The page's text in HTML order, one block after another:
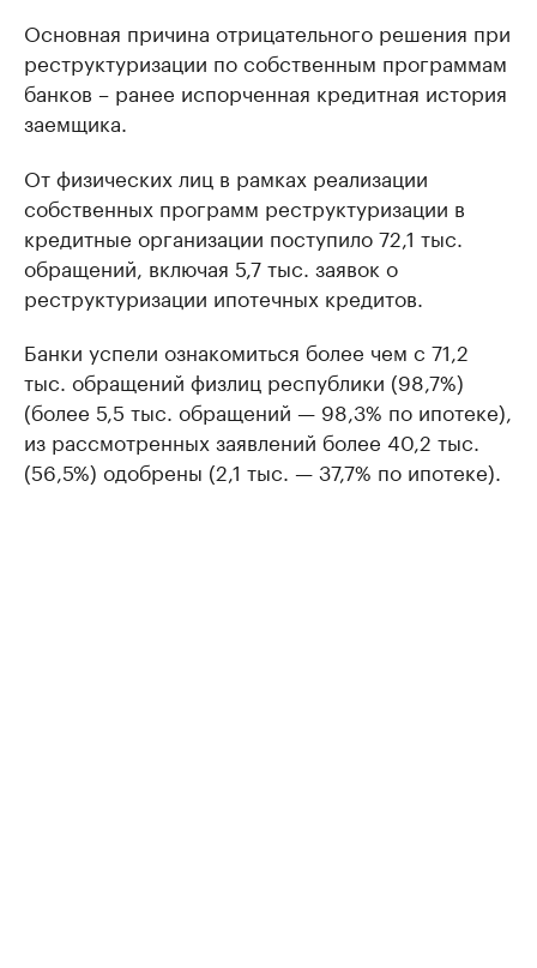
Основная причина отрицательного решения при
реструктуризации по собственным программам
банков – ранее испорченная кредитная история
заемщика.
От физических лиц в рамках реализации
собственных программ реструктуризации в
кредитные организации поступило 72,1 тыс.
обращений, включая 5,7 тыс. заявок о
реструктуризации ипотечных кредитов.
Банки успели ознакомиться более чем с 71,2
тыс. обращений физлиц республики (98,7%)
(более 5,5 тыс. обращений — 98,3% по ипотеке),
из рассмотренных заявлений более 40,2 тыс.
(56,5%) одобрены (2,1 тыс. — 37,7% по ипотеке).